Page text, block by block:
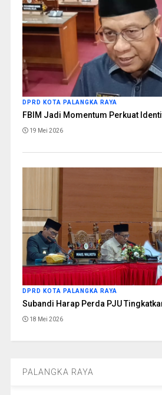
DPRD KOTA PALANGKA RAYA
FBIM Jadi Momentum Perkuat
19 Mei 2026
DPRD KOTA PALANGKA RAYA
Subandi Harap Perda PJU
18 Mei 2026
PALANGKA RAYA